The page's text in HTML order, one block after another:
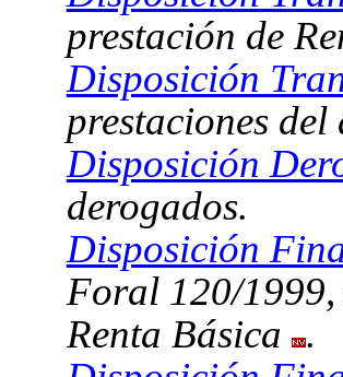
prestación de
Disposición
prestaciones
Disposición
derogados.
Disposición
Foral 120/1999,
Renta Básica .